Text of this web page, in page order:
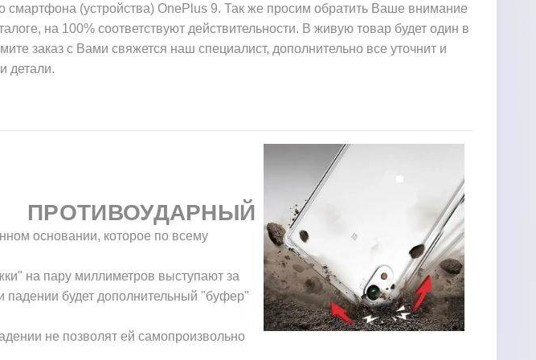
смартфона (устройства) OnePlus 9. Так же просим обратить Ваше внимание
на 100% соответствуют действительности. В живую товар будет один в
заказ с Вами свяжется наш специалист, дополнительно все уточнит и
детали.
ПРОТИВОУДАРНЫЙ
основании, которое по всему
на пару миллиметров выступают за
падении будет дополнительный "буфер"
не позволят ей самопроизвольно